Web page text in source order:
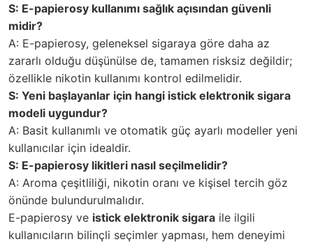
S: E-papierosy kullanımı sağlık açısından güvenli
midir?
A: E-papierosy, geleneksel sigaraya göre daha az
zararlı olduğu düşünülse de, tamamen risksiz değildir;
özellikle nikotin kullanımı kontrol edilmelidir.
S: Yeni başlayanlar için hangi istick elektronik sigara
modeli uygundur?
A: Basit kullanımlı ve otomatik güç ayarlı modeller yeni
kullanıcılar için idealdir.
S: E-papierosy likitleri nasıl seçilmelidir?
A: Aroma çeşitliliği, nikotin oranı ve kişisel tercih göz
önünde bulundurulmalıdır.
E-papierosy ve istick elektronik sigara ile ilgili
kullanıcıların bilinçli seçimler yapması, hem deneyimi